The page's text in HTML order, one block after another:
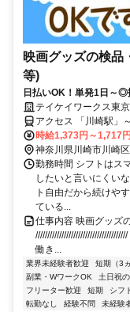
映画グッズの検品
等)
日払いOK！単発1日～◎
きな時に働ける！
テイケイワークス東
アクセス 「川崎駅」
時給1,373円～1,717円
神奈川県川崎市川崎区
勤務時間 シフトはス
したいと言いにくい
ト自由だから続け
ている...
仕事内容 映画グッズ
働き...
業界未経験者歓迎 短期（3
副業・WワークOK
土日祝
フリーター歓迎
短期 シフ
転勤なし
経験不問 未経験